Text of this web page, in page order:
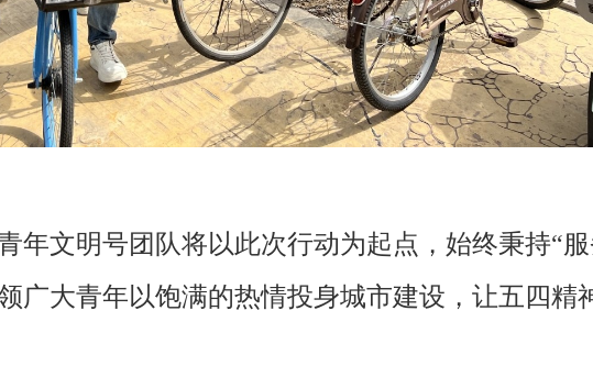
年文明号团队将以此次行动为起点，始终秉持“
广大青年以饱满的热情投身城市建设，让五四精